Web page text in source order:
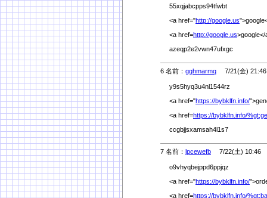
55xqjabcpps94tfwbt
<a href="http://google.us
<a href=http://google.us>google</
azeqp2e2vwn47ufxgc
6 名前： gghmarmq 7/21(金) 21:46
y9s5hyq3u4nl1544rz
<a href="https://bybklfn.info/
<a href=https://bybklfn.info/%
ccgbjjsxamsah4l1s7
7 名前： lpcewefb 7/22(土) 10:46
o9vhyqbejppd6ppjqz
<a href="https://bybklfn.info/
<a href=https://bybklfn.info/%